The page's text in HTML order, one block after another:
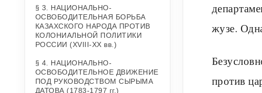
§ 3. НАЦИОНАЛЬНО-
ОСВОБОДИТЕЛЬНАЯ БОРЬБА
КАЗАХСКОГО НАРОДА ПРОТИВ
КОЛОНИАЛЬНОЙ ПОЛИТИКИ
РОССИИ (ХVIII-ХХ вв.)
§ 4. НАЦИОНАЛЬНО-
ОСВОБОДИТЕЛЬНОЕ ДВИЖЕНИЕ
ПОД РУКОВОДСТВОМ СЫРЫМА
ДАТОВА (1783-1797 гг.)
жузе.
против